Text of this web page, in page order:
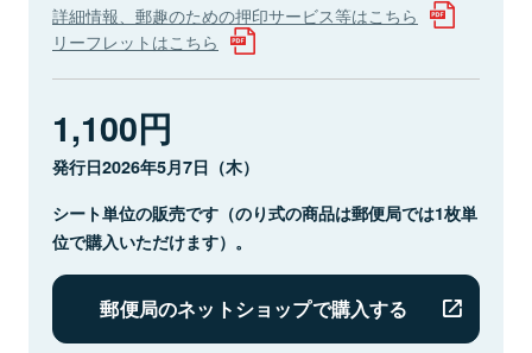
詳細情報、郵趣のための押印サービス等はこちら
リーフレットはこちら
1,100円
発行日2026年5月7日（木）
シート単位の販売です（のり式の商品は郵便局では1枚単
位で購入いただけます）。
郵便局のネットショップで購入する